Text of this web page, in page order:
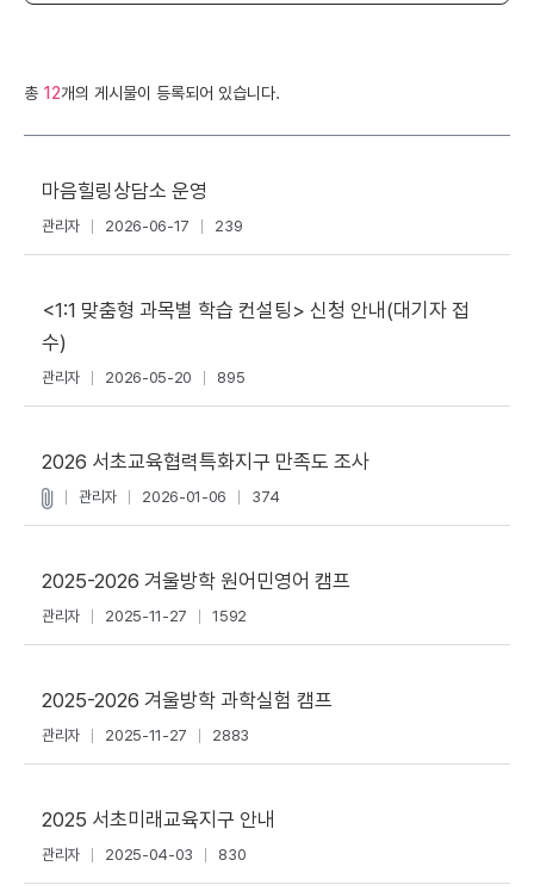
총 12개의 게시물이 등록되어 있습니다.
마음힐링상담소 운영
관리자 2026-06-17 239
<1:1 맞춤형 과목별 학습 컨설팅> 신청 안내(대기자 접
수)
관리자 2026-05-20 895
2026 서초교육협력특화지구 만족도 조사
관리자 2026-01-06 374
2025-2026 겨울방학 원어민영어 캠프
관리자 2025-11-27 1592
2025-2026 겨울방학 과학실험 캠프
관리자 2025-11-27 2883
2025 서초미래교육지구 안내
관리자 2025-04-03 830